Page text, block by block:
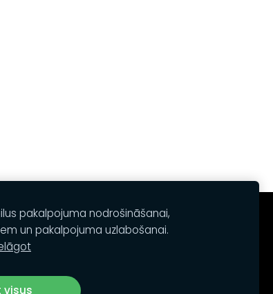
pakalpojuma nodrošināšanai,
un pakalpojuma uzlabošanai.
visus